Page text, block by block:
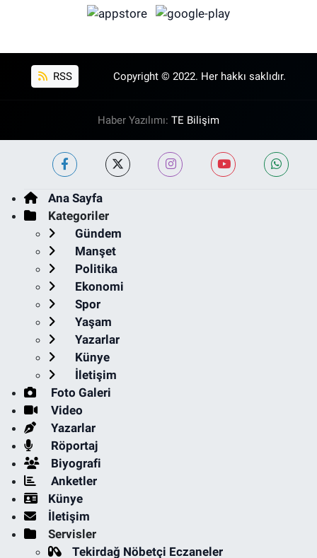
RSS Copyright © 2022. Her hakkı saklıdır.
Haber Yazılımı: TE Bilişim
Ana Sayfa
Kategoriler
Gündem
Manşet
Politika
Ekonomi
Spor
Yaşam
Yazarlar
Künye
İletişim
Foto Galeri
Video
Yazarlar
Röportaj
Biyografi
Anketler
Künye
İletişim
Servisler
Tekirdağ Nöbetçi Eczaneler